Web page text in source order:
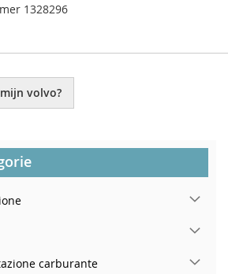
1328296
volvo?
carburante